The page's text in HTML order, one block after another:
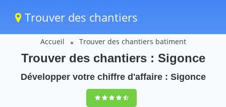
Trouver des chantiers
Accueil Trouver des chantiers batiment
Trouver des chantiers : Sigonce
Développer votre chiffre d'affaire : Sigonce